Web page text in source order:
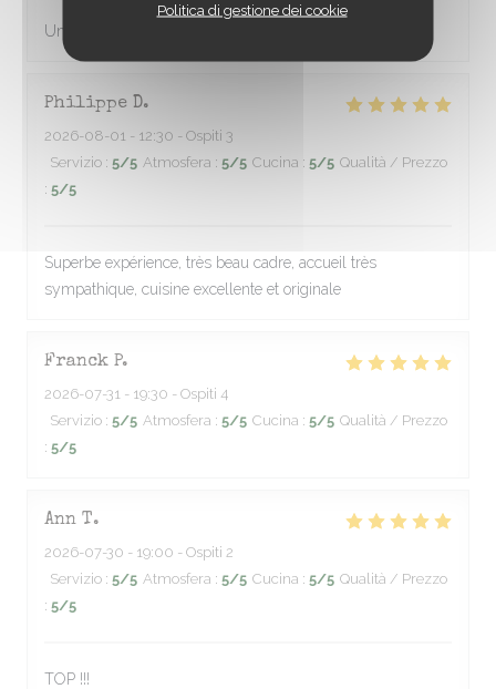
Politica di gestione dei cookie
Un excellent rapport qualité prix prix et service sympa
Philippe D
2026-08-01 - 12:30 - Ospiti 3
Servizio : 5/5 Atmosfera : 5/5 Cucina : 5/5 Qualità / Prezzo
: 5/5
Superbe expérience, très beau cadre, accueil très
sympathique, cuisine excellente et originale
Franck P
2026-07-31 - 19:30 - Ospiti 4
Servizio : 5/5 Atmosfera : 5/5 Cucina : 5/5 Qualità / Prezzo
: 5/5
Ann T
2026-07-30 - 19:00 - Ospiti 2
Servizio : 5/5 Atmosfera : 5/5 Cucina : 5/5 Qualità / Prezzo
: 5/5
TOP !!!